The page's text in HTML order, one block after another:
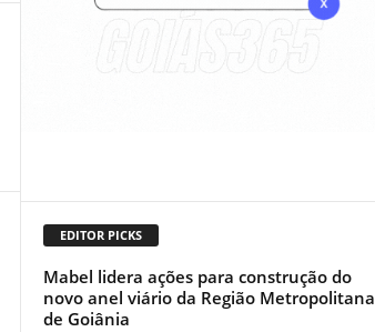
EDITOR PICKS
Mabel lidera ações para construção do
novo anel viário da Região Metropolitana
de Goiânia